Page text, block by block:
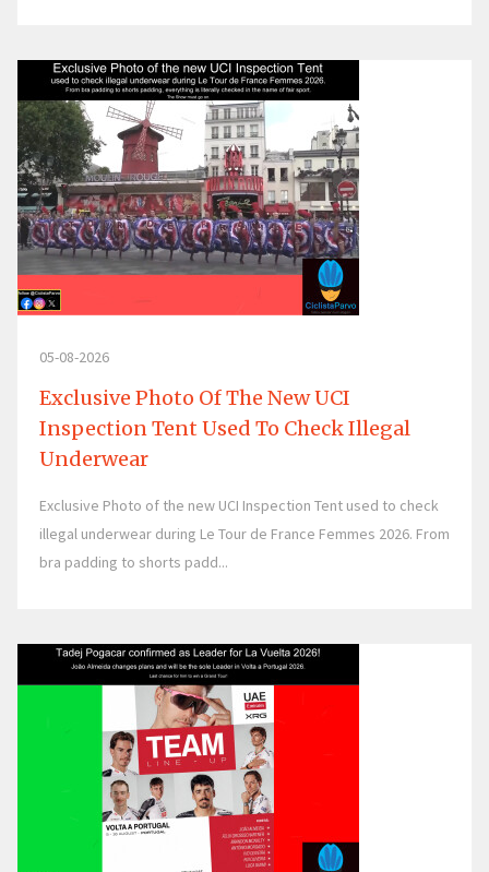
05-08-2026
Exclusive Photo Of The New UCI
Inspection Tent Used To Check Illegal
Underwear
Exclusive Photo of the new UCI Inspection Tent used to check
illegal underwear during Le Tour de France Femmes 2026. From
bra padding to shorts padd...